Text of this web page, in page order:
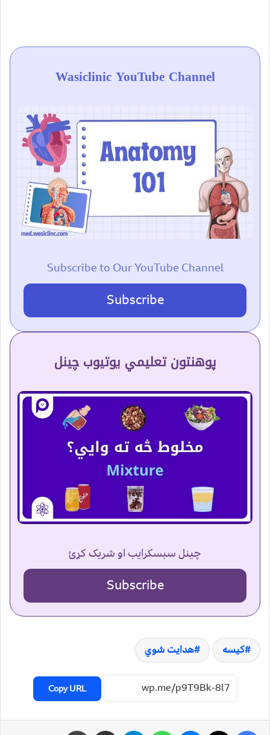
Wasiclinic YouTube Channel
Subscribe to Our YouTube Channel
Subscribe
پوهنتون تعلیمي یوتیوب چینل
چینل سبسکرایب او شریک کړئ
Subscribe
کیسه هدایت شوي
Copy URL